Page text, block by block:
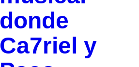
donde
Ca7riel y